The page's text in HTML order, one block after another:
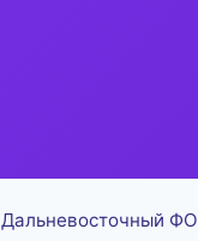
Дальневосточный ФО